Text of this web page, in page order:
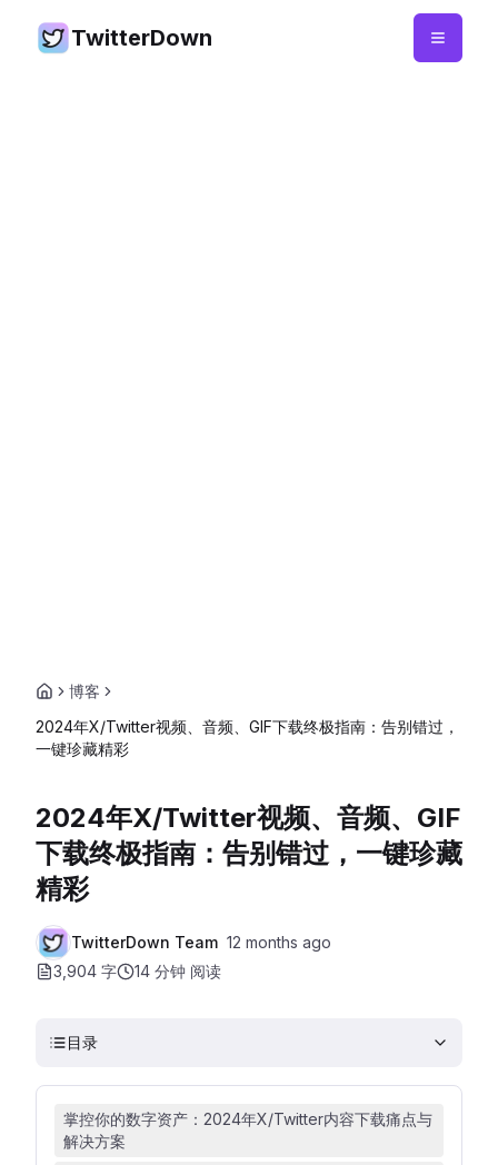
TwitterDown
博客
2024年X/Twitter视频、音频、GIF下载终极指南：告别错过，
一键珍藏精彩
2024年X/Twitter视频、音频、GIF
下载终极指南：告别错过，一键珍藏
精彩
TwitterDown Team 12 months ago
3,904 字
14 分钟 阅读
目录
掌控你的数字资产：2024年X/Twitter内容下载痛点与
解决方案